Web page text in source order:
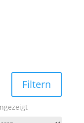
Filtern
Nach
Aktualität